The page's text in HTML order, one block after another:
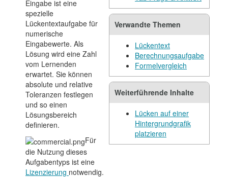
Eingabe ist eine
spezielle
Lückentextaufgabe für
numerische
Eingabewerte. Als
Lösung wird eine Zahl
vom Lernenden
erwartet. Sie können
absolute und relative
Toleranzen festlegen
und so einen
Lösungsbereich
definieren.
Für
die Nutzung dieses
Aufgabentyps ist eine
Lizenzierung notwendig.
Verwandte Themen
Lückentext
Berechnungsaufgabe
Formelvergleich
Weiterführende Inhalte
Lücken auf einer
Hintergrundgrafik
platzieren